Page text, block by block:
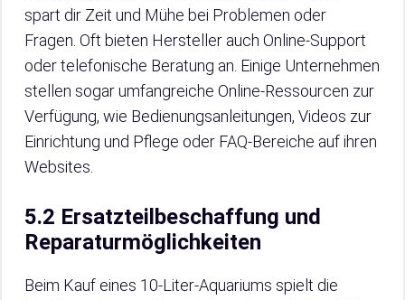
spart dir Zeit und Mühe bei Problemen oder
Fragen. Oft bieten Hersteller auch Online-Support
oder telefonische Beratung an. Einige Unternehmen
stellen sogar umfangreiche Online-Ressourcen zur
Verfügung, wie Bedienungsanleitungen, Videos zur
Einrichtung und Pflege oder FAQ-Bereiche auf ihren
Websites.
5.2 Ersatzteilbeschaffung und
Reparaturmöglichkeiten
Beim Kauf eines 10-Liter-Aquariums spielt die